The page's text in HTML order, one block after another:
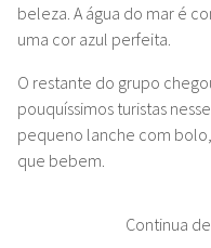
beleza. A água do mar é
uma cor azul perfeita.
O restante do grupo
pouquíssimos turistas
pequeno lanche com
que bebem.
Continua